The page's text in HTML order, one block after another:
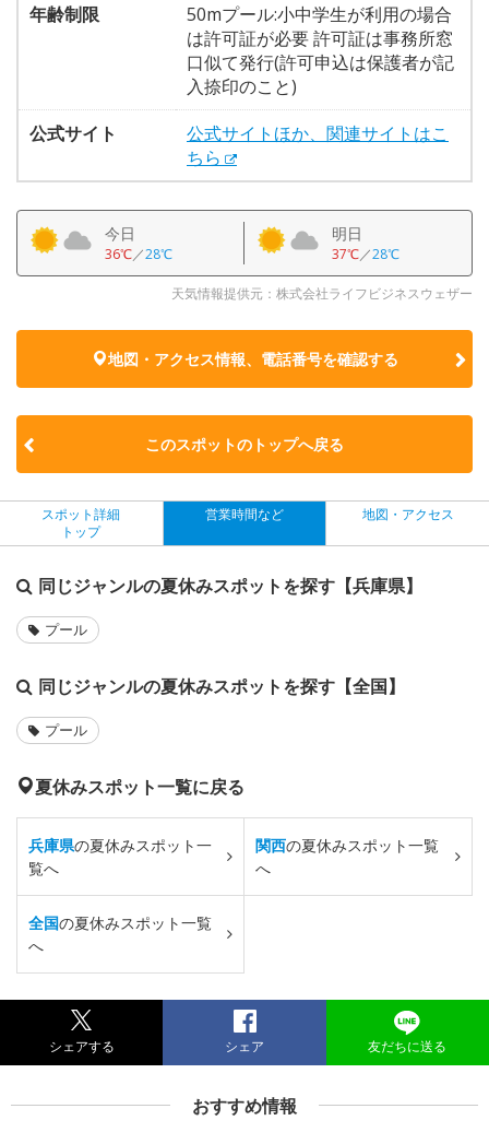
年齢制限
50mプール:小中学生が利用の場合
は許可証が必要 許可証は事務所窓
口似て発行(許可申込は保護者が記
入捺印のこと)
公式サイト
公式サイトほか、関連サイトはこ
ちら
今日
36℃／28℃
明日
37℃／28℃
天気情報提供元：株式会社ライフビジネスウェザー
地図・アクセス情報、電話番号を確認する
このスポットのトップへ戻る
スポット詳細
トップ
営業時間など 地図・アクセス
同じジャンルの夏休みスポットを探す【兵庫県】
プール
同じジャンルの夏休みスポットを探す【全国】
プール
夏休みスポット一覧に戻る
兵庫県の夏休みスポット一
覧へ
関西の夏休みスポット一覧
へ
全国の夏休みスポット一覧
へ
シェアする シェア 友だちに送る
おすすめ情報